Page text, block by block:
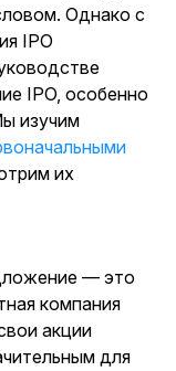
Однако с
IPO
IPO, особенно
изучим
их
— это
компания
акции
для